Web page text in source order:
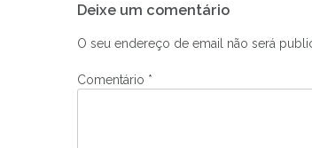
de
artigos
Deixe um comentário
O seu endereço de email não será
Comentário *